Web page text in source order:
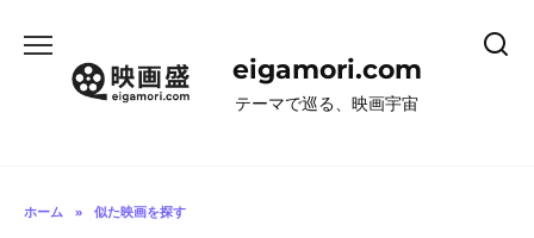
eigamori.com
テーマで巡る、映画宇宙
ホーム » 似た映画を探す